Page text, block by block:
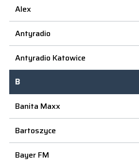
Alex
Antyradio
Antyradio Katowice
B
Banita Maxx
Bartoszyce
Bayer FM